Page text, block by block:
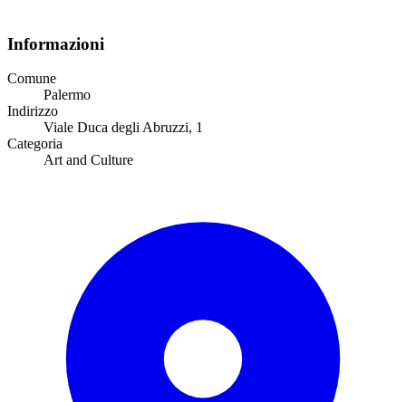
Informazioni
Comune
Palermo
Indirizzo
Viale Duca degli Abruzzi, 1
Categoria
Art and Culture